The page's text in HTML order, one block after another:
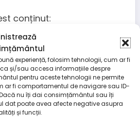
experiență, folosim tehnologii, cum ar fi
și/sau accesa informațiile despre
pentru aceste tehnologii ne permite
ar fi comportamentul de navigare sau ID-
nu îți dai consimțământul sau îți
dat poate avea afecte negative asupra
și funcții.
conținut:
Copy
Link
Threads
Messenger
X